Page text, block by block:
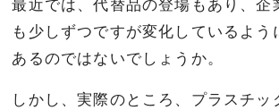
最近では、代替品の登場もあり、企
も少しずつですが変化しているよう
あるのではないでしょうか。
しかし、実際のところ、プラスチッ